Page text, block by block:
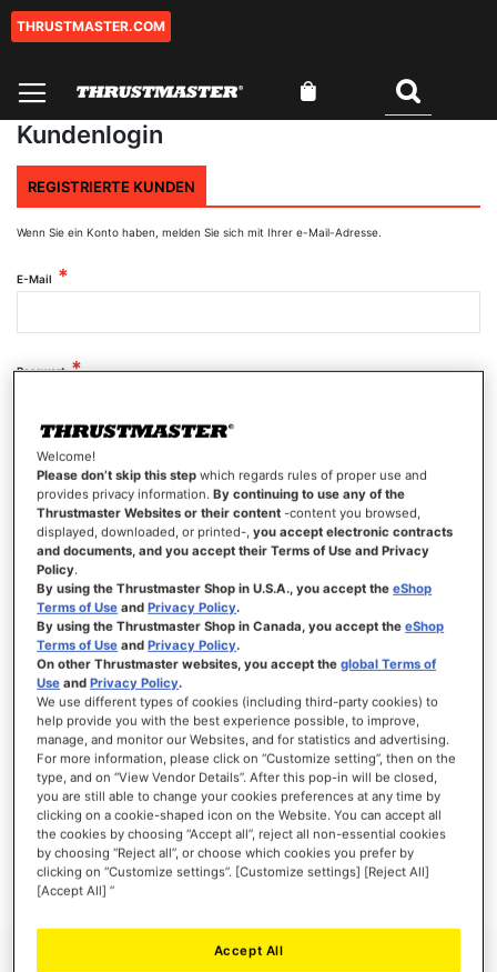
Zum
THRUSTMASTER.COM
Mein Warenkorb
Kundenlogin
REGISTRIERTE KUNDEN
Wenn Sie ein Konto haben, melden Sie sich mit Ihrer e-Mail-Adresse.
E-Mail
Passwort
Passwort anzeigen
ANMELDEN
Passwort vergessen?
NEUE KUNDEN
Ihre Anmeldung hat viele Vorteile: schnellerer Bestellvorgang, speichern von mehreren
Adressen, Sendungsverfolgung und vieles mehr.
EIN KONTO ERSTELLEN
Welcome!
Please don’t skip this step which regards rules of proper use and
provides privacy information.By continuing to use any of the
Thrustmaster Websites or their content -content you browsed,
displayed, downloaded, or printed-,you accept electronic contracts
and documents, and you accept their Terms of Use and Privacy
Policy.
By using the Thrustmaster Shop in U.S.A., you accept theeShop
Terms of Use andPrivacy Policy.
By using the Thrustmaster Shop in Canada, you accept theeShop
Terms of Use andPrivacy Policy.
On other Thrustmaster websites, you accept theglobal Terms of
Use andPrivacy Policy.
We use different types of cookies (including third-party cookies) to
help provide you with the best experience possible, to improve,
manage, and monitor our Websites, and for statistics and advertising.
For more information, please click on “Customize setting”, then on the
type, and on “View Vendor Details”. After this pop-in will be closed,
you are still able to change your cookies preferences at any time by
clicking on a cookie-shaped icon on the Website. You can accept all
the cookies by choosing “Accept all”, reject all non-essential cookies
by choosing “Reject all”, or choose which cookies you prefer by
clicking on “Customize settings”. [Customize settings] [Reject All]
[Accept All] ”
Accept All